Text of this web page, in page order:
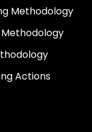
Methodology
Methodology
Actions